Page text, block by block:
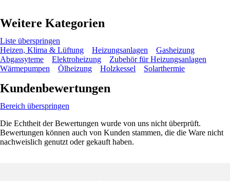
Weitere Kategorien
Liste überspringen
Heizen, Klima & Lüftung
Heizungsanlagen
Gasheizung
Abgassyteme
Elektroheizung
Zubehör für Heizungsanlagen
Wärmepumpen
Ölheizung Holzkessel Solarthermie
Kundenbewertungen
Bereich überspringen
Die Echtheit der Bewertungen wurde von uns nicht überprüft.
Bewertungen können auch von Kunden stammen, die die Ware nicht
nachweislich genutzt oder gekauft haben.